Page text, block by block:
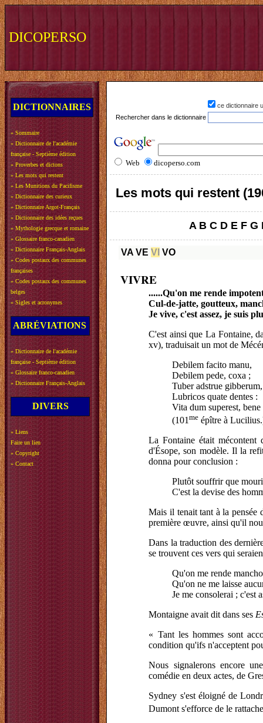
DICOPERSO
DICTIONNAIRES
» Sommaire
» Dictionnaire de l'académie
française - Septième édition
» Proverbes et dictons
» Les mots qui restent
» Les Munitions du Pacifisme
» Dictionnaire des curieux
» Dictionnaire Argot-Français
» Dictionnaire des idées reçues
» Mythologie grecque et romaine
» Glossaire franco-canadien
» Dictionnaire Français-Anglais
» Codes postaux des communes
françaises
» Codes postaux des communes
belges
» Sigles et acronymes
ABRÉVIATIONS
» Dictionnaire de l'académie
française - Septième édition
» Glossaire franco-canadien
» Dictionnaire Français-Anglais
DIVERS
» Liens
Faire un lien
» Copyright
» Contact
ce dictionnaire
Rechercher dans le dictionnaire
Web dicoperso.com
Les mots qui restent
A B C D E F G
VA VE VI VO
VIVRE
......Qu'on me rende
Cul-de-jatte, goutteux,
Je vive, c'est assez, je suis
C'est ainsi que La Fontaine,
xv), traduisait un mot de
Debilem facito manu,
Debilem pede, coxa ;
Tuber adstrue gibberum,
Lubricos quate dentes :
Vita dum superest, bene
(101me épître à
La Fontaine était
d'Ésope, son modèle. Il la
donna pour conclusion :
Plutôt souffrir que
C'est la devise des
Mais il tenait tant à la pensée
première œuvre, ainsi qu'il
Dans la traduction des
se trouvent ces vers qui
Qu'on me rende
Qu'on ne me laisse
Je me consolerai ; c'est
Montaigne avait dit dans ses
« Tant les hommes sont
condition qu'ifs n'acceptent
Nous signalerons encore
comédie en deux actes, de
Sydney s'est éloigné de
Dumont s'efforce de le